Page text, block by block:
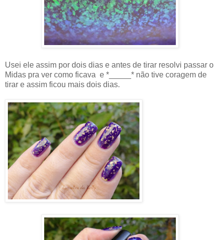
Usei ele assim por dois dias e antes de tirar resolvi passar o
Midas pra ver como ficava e *_____* não tive coragem de
tirar e assim ficou mais dois dias.